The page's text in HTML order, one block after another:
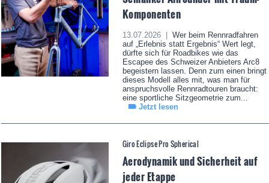
Komponenten
13.07.2026 |
Wer beim Rennradfahren
auf „Erlebnis statt Ergebnis“ Wert legt,
dürfte sich für Roadbikes wie das
Escapee des Schweizer Anbieters Arc8
begeistern lassen. Denn zum einen bringt
dieses Modell alles mit, was man für
anspruchsvolle Rennradtouren braucht:
eine sportliche Sitzgeometrie zum...
Jetzt lesen
Giro Eclipse Pro Spherical
Aerodynamik und Sicherheit auf
jeder Etappe